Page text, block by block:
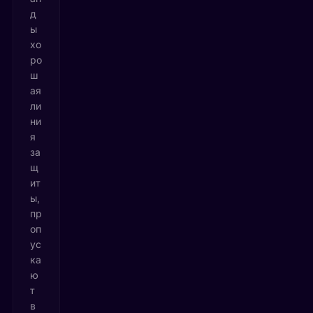
д
ы
хо
ро
ш
ая
ли
ни
я
за
щ
ит
ы,
пр
оп
ус
ка
ю
т
в